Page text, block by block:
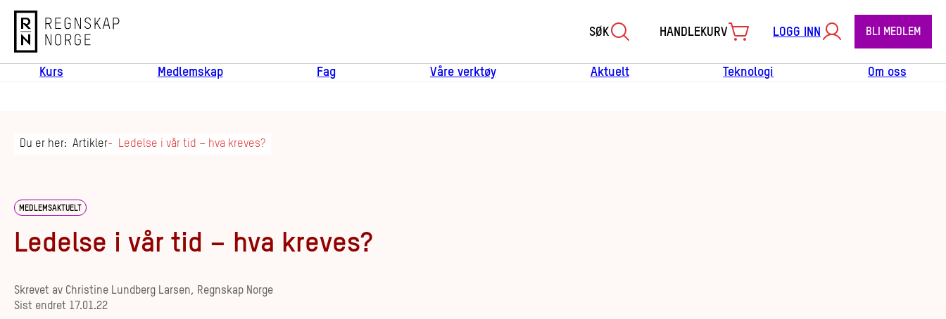
Regnskap Norge
SØK HANDLEKURV LOGG INN BLI MEDLEM
Kurs Medlemskap Fag Våre verktøy Aktuelt Teknologi Om oss
Du er her: Artikler Ledelse i vår tid – hva kreves?
MEDLEMSAKTUELT
Ledelse i vår tid – hva kreves?
Skrevet av Christine Lundberg Larsen, Regnskap Norge
Sist endret 17.01.22